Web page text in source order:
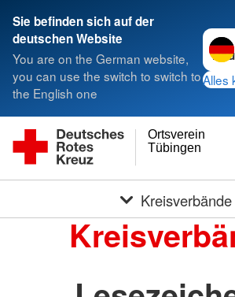
Sie befinden sich auf der
deutschen Website
You are on the German website,
you can use the switch to switch to
the English one
Alles
Tübingen
Ortsverein
Kreisverbände